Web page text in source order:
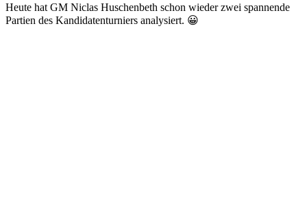
Heute hat GM Niclas Huschenbeth schon wieder zwei spannende
Partien des Kandidatenturniers analysiert. 😀